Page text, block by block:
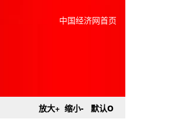
中国经济网首页
放大+ 缩小- 默认o